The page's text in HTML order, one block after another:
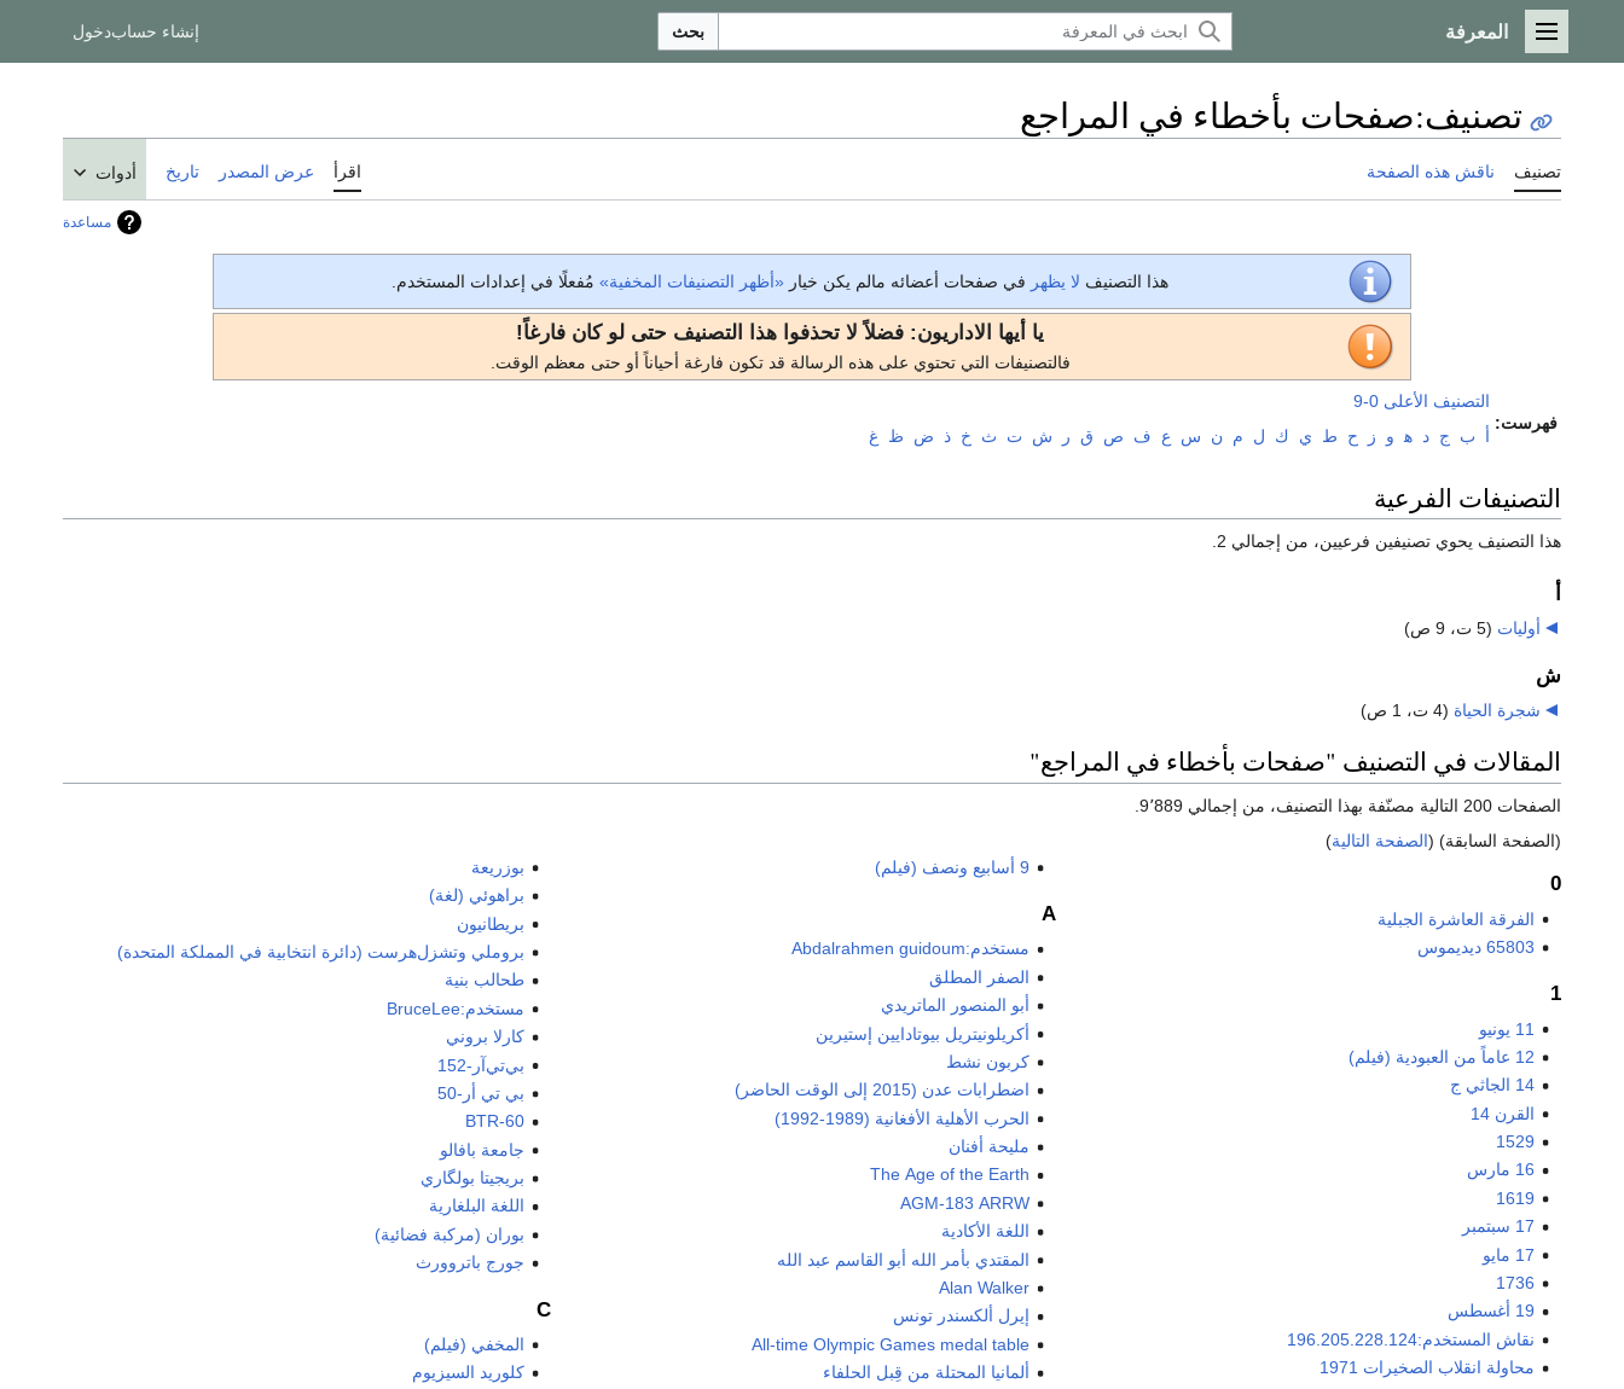
القائمة الرئيسية
المعرفة بحث إنشاء حسابدخول
تصنيف:صفحات بأخطاء في المراجع
تصنيف ناقش هذه الصفحة اقرأ عرض المصدر تاريخ أدوات
مساعدة
هذا التصنيف لا يظهر في صفحات أعضائه مالم يكن خيار «أظهر التصنيفات المخفية» مُفعلًا في إعدادات المستخدم.
يا أيها الاداريون: فضلاً لا تحذفوا هذا التصنيف حتى لو كان فارغاً!
فالتصنيفات التي تحتوي على هذه الرسالة قد تكون فارغة أحياناً أو حتى معظم الوقت.
فهرست:
التصنيف الأعلى 0-9
أ
ب ج د ﻫ و ز ح ط ي ك ل م ن س ع ف ص ق ر ش ت ث خ ذ ض ظ غ
التصنيفات الفرعية
هذا التصنيف يحوي تصنيفين فرعيين، من إجمالي 2.
أوليات (5 ت، 9 ص)
ش
شجرة الحياة (4 ت، 1 ص)
المقالات في التصنيف "صفحات بأخطاء في المراجع"
الصفحات 200 التالية مصنّفة بهذا التصنيف، من إجمالي 9٬889.
(الصفحة السابقة) (الصفحة التالية)
0
الفرقة العاشرة الجبلية
65803 ديديموس
1
11 يونيو
12 عاماً من العبودية (فيلم)
14 الجاثي ج
القرن 14
1529
16 مارس
1619
17 سبتمبر
17 مايو
1736
19 أغسطس
نقاش المستخدم:196.205.228.124
محاولة انقلاب الصخيرات 1971
9 أسابيع ونصف (فيلم)
A
مستخدم:Abdalrahmen guidoum
الصفر المطلق
أبو المنصور الماتريدي
أكريلونيتريل بيوتادايين إستيرين
كربون نشط
اضطرابات عدن (2015 إلى الوقت الحاضر)
الحرب الأهلية الأفغانية (1989-1992)
مليحة أفنان
The Age of the Earth
AGM-183 ARRW
اللغة الأكادية
المقتدي بأمر الله أبو القاسم عبد الله
Alan Walker
إيرل ألكسندر تونس
All-time Olympic Games medal table
ألمانيا المحتلة من قِبل الحلفاء
بوزريعة
براهوئي (لغة)
بريطانيون
بروملي وتشزل‌هرست (دائرة انتخابية في المملكة المتحدة)
طحالب بنية
مستخدم:BruceLee
كارلا بروني
بي‌تي‌آر-152
بي تي أر-50
BTR-60
جامعة بافالو
بريجيتا بولگاري
اللغة البلغارية
بوران (مركبة فضائية)
جورج باتروورث
C
المخفي (فيلم)
كلوريد السيزيوم